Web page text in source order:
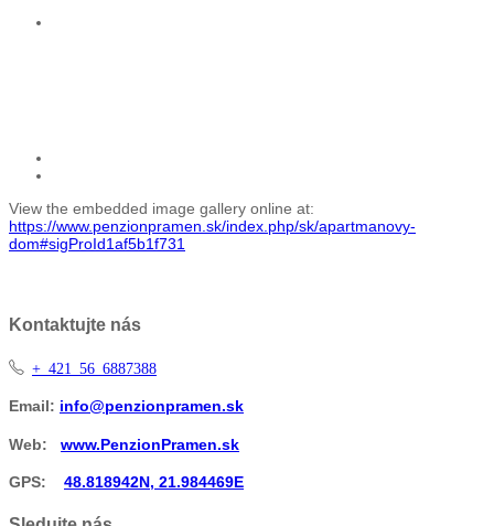
View the embedded image gallery online at:
https://www.penzionpramen.sk/index.php/sk/apartmanovy-
dom#sigProId1af5b1f731
Kontaktujte nás
+ 421 56 6887388
Email: info@penzionpramen.sk
Web: www.PenzionPramen.sk
GPS: 48.818942N, 21.984469E